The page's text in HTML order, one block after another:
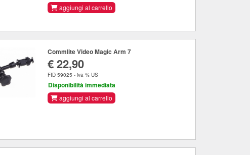
aggiungi al carrello
Commlite Video Magic Arm 7
€ 22,90
FID 59025 - iva % US
Disponibilità immediata
aggiungi al carrello